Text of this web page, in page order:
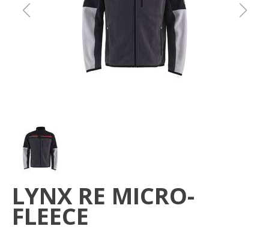
Släpvagnar & Skylift
LYNX RE MICRO-
FLEECE